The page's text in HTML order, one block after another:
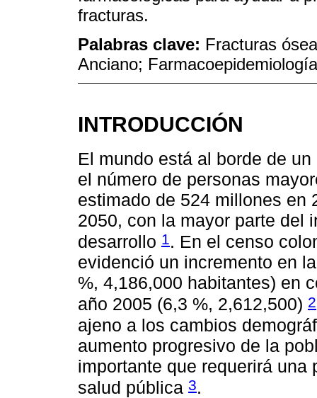
fracturas.
Palabras clave: Fracturas
Anciano; Farmacoepidemiología
INTRODUCCIÓN
El mundo está al borde de
el número de personas
estimado de 524 millones en
2050, con la mayor parte del
desarrollo 1. En el censo
evidenció un incremento en
%, 4,186,000 habitantes) en
año 2005 (6,3 %, 2,612,500) 2
ajeno a los cambios
aumento progresivo de la
importante que requerirá
salud pública 3.